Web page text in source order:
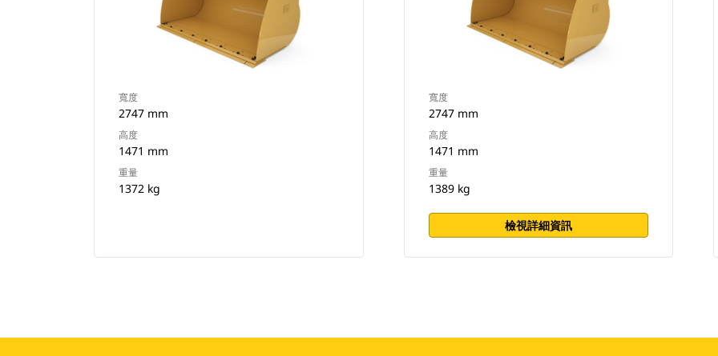
寬度
2747 mm
高度
1471 mm
重量
1372 kg
寬度
2747 mm
高度
1471 mm
重量
1389 kg
檢視詳細資訊